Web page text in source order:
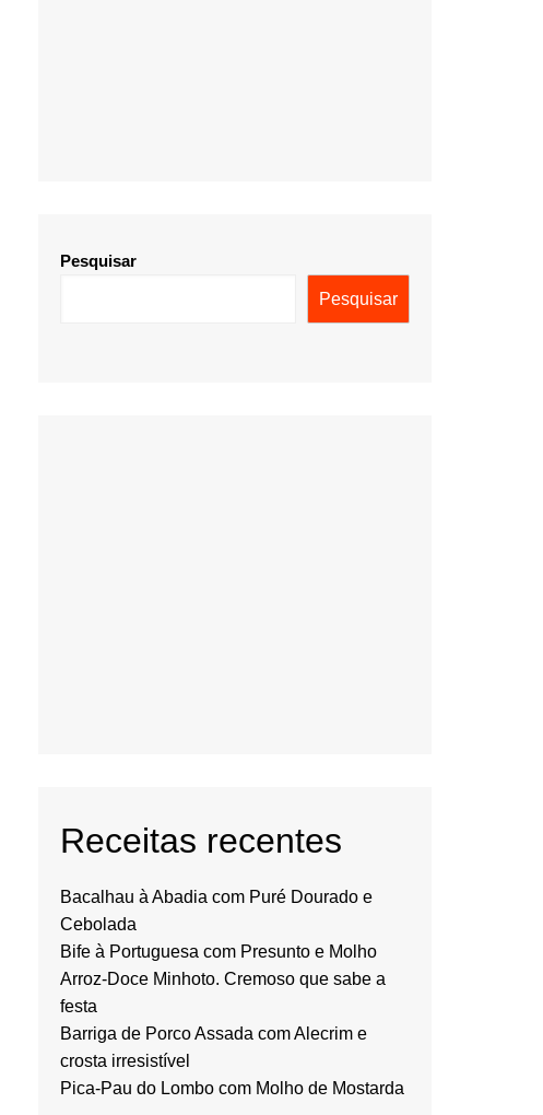
Pesquisar
Pesquisar
Receitas recentes
Bacalhau à Abadia com Puré Dourado e
Cebolada
Bife à Portuguesa com Presunto e Molho
Arroz-Doce Minhoto. Cremoso que sabe a
festa
Barriga de Porco Assada com Alecrim e
crosta irresistível
Pica-Pau do Lombo com Molho de Mostarda